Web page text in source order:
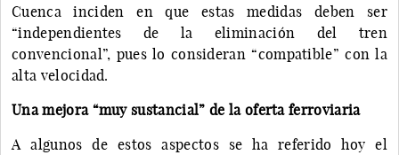
Cuenca inciden en que estas medidas deben ser
“independientes de la eliminación del tren
convencional”, pues lo consideran “compatible” con la
alta velocidad.
Una mejora “muy sustancial” de la oferta ferroviaria
A algunos de estos aspectos se ha referido hoy el